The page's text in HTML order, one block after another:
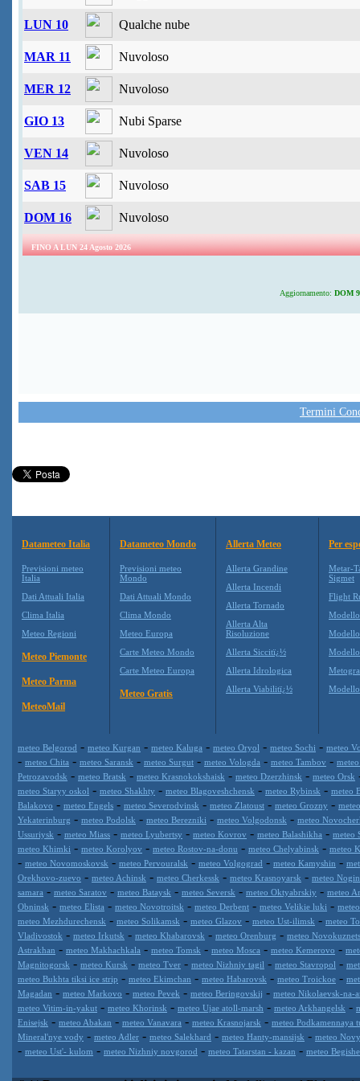
LUN 10 Qualche nube
MAR 11 Nuvoloso
MER 12 Nuvoloso
GIO 13 Nubi Sparse
VEN 14 Nuvoloso
SAB 15 Nuvoloso
DOM 16 Nuvoloso
FINO A LUN 24 Agosto 2026
Aggiornamento: DOM
Termini
Datameteo Italia
Previsioni meteo
Italia
Dati Attuali Italia
Clima Italia
Meteo Regioni
Meteo Piemonte
Meteo Parma
MeteoMail
Datameteo Mondo
Previsioni meteo
Mondo
Dati Attuali Mondo
Clima Mondo
Meteo Europa
Carte Meteo Mondo
Carte Meteo Europa
Meteo Gratis
Allerta Meteo
Allerta Grandine
Allerta Incendi
Allerta Tornado
Allerta Alta
Risoluzione
Allerta Siccitï¿½
Allerta Idrologica
Allerta Viabilitï¿½
Per
Metar-
Sigmet
Flight
Modello
meteo Belgorod - meteo Kurgan - meteo Kaluga - meteo Oryol - meteo Sochi - meteo
- meteo Chita - meteo Saransk - meteo Surgut - meteo Vologda - meteo Tambov -
Petrozavodsk - meteo Bratsk - meteo Krasnokokshaisk - meteo Dzerzhinsk - meteo Orsk
meteo Staryy oskol - meteo Shakhty - meteo Blagoveshchensk - meteo Rybinsk - meteo
Balakovo - meteo Engels - meteo Severodvinsk - meteo Zlatoust - meteo Grozny -
Yekaterinburg - meteo Podolsk - meteo Berezniki - meteo Volgodonsk - meteo
Ussuriysk - meteo Miass - meteo Lyubertsy - meteo Kovrov - meteo Balashikha - meteo
meteo Khimki - meteo Korolyov - meteo Rostov-na-donu - meteo Chelyabinsk - meteo
- meteo Novomoskovsk - meteo Pervouralsk - meteo Volgograd - meteo Kamyshin -
Orekhovo-zuevo - meteo Achinsk - meteo Cherkessk - meteo Krasnoyarsk - meteo
samara - meteo Saratov - meteo Bataysk - meteo Seversk - meteo Oktyabrskiy - meteo
Obninsk - meteo Elista - meteo Novotroitsk - meteo Derbent - meteo Velikie luki -
meteo Mezhdurechensk - meteo Solikamsk - meteo Glazov - meteo Ust-ilimsk - meteo
Vladivostok - meteo Irkutsk - meteo Khabarovsk - meteo Orenburg - meteo
Astrakhan - meteo Makhachkala - meteo Tomsk - meteo Mosca - meteo Kemerovo -
Magnitogorsk - meteo Kursk - meteo Tver - meteo Nizhniy tagil - meteo Stavropol -
meteo Bukhta tiksi ice strip - meteo Ekimchan - meteo Habarovsk - meteo Troickoe -
Magadan - meteo Markovo - meteo Pevek - meteo Beringovskij - meteo Nikolaevsk-na-
meteo Vitim-in-yakut - meteo Khorinsk - meteo Ujae atoll-marsh - meteo Arkhangelsk -
Enisejsk - meteo Abakan - meteo Vanavara - meteo Krasnojarsk - meteo Podkamennaya
Mineral'nye vody - meteo Adler - meteo Salekhard - meteo Hanty-mansijsk - meteo
- meteo Ust'- kulom - meteo Nizhniy novgorod - meteo Tatarstan - kazan - meteo